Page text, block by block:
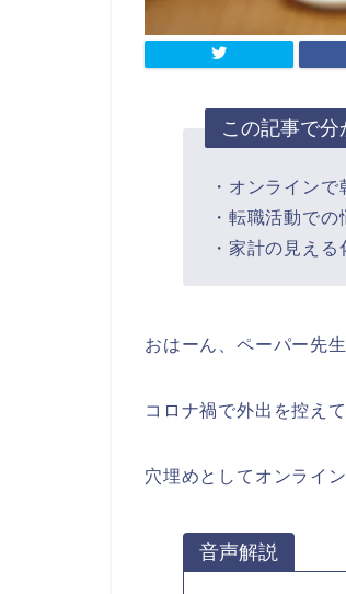
この記事で分
・オンライン
・転職活動で
・家計の見え
おはーん、ペーパー先生
コロナ禍で外出を控え
穴埋めとしてオンライ
音声解説